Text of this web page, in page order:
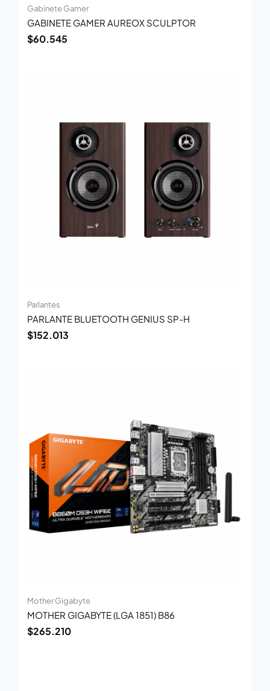
Gabinete Gamer
GABINETE GAMER AUREOX SCULPTOR
$60.545
Parlantes
PARLANTE BLUETOOTH GENIUS SP-H
$152.013
Mother Gigabyte
MOTHER GIGABYTE (LGA 1851) B86
$265.210